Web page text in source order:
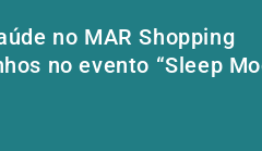
no MAR Shopping
no evento “Sleep